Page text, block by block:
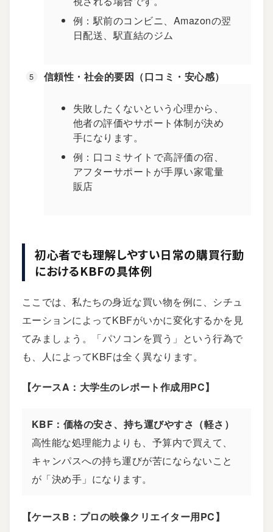
例：駅前のコンビニ、Amazonの翌
日配送、駅直結のジム
信頼性・社会的要因（口コミ・安心感）
失敗したくないという心理から、
他者の評価やサポート体制が決め
手になります。
例：口コミサイトで高評価の宿、
アフターサポートが手厚い家電量
販店
初心者でも理解しやすい日常の購買行動
におけるKBFの具体例
ここでは、私たちの身近な買い物を例に、シチュ
エーションによってKBFがいかに変化するかを見
てみましょう。「パソコンを買う」という行為で
も、人によってKBFは全く異なります。
【ケースA：大学生のレポート作成用PC】
KBF：価格の安さ、持ち運びやすさ（軽さ）
高性能な処理能力よりも、予算内で買えて、
キャンパスへの持ち運びが苦にならないこと
が「決め手」になります。
【ケースB：プロの映像クリエイター用PC】